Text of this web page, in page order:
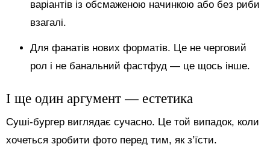
варіантів із обсмаженою начинкою або без риби
взагалі.
Для фанатів нових форматів. Це не черговий
рол і не банальний фастфуд — це щось інше.
І ще один аргумент — естетика
Суші-бургер виглядає сучасно. Це той випадок, коли
хочеться зробити фото перед тим, як з’їсти.